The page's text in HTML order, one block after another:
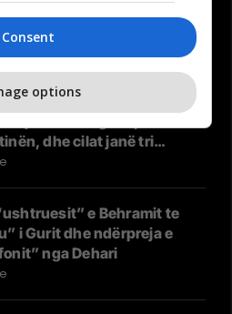
është Besa Shahini,
dhe cilat janë tri
e saj?
e Behramit te
i Gurit dhe ndërpreja e
nga Dehari
Consent
options